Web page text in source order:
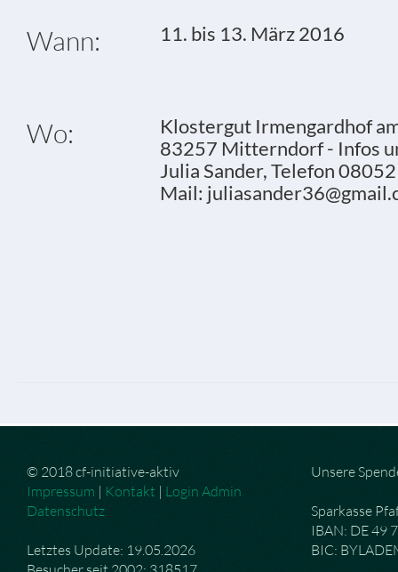
Wann: 11. bis 13. März 2016
Wo:
Klostergut Irmengardhof
83257 Mitterndorf - Infos
Julia Sander, Telefon
Mail:
© 2018 cf-initiative-aktiv
Impressum | Kontakt | Login Admin
Datenschutz
Letztes Update: 19.05.2026
Unsere
Sparkasse
IBAN: DE 49
BIC: